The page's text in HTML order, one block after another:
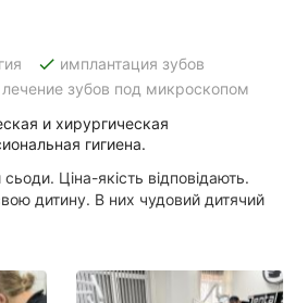
done имплантация зубов
лечение зубов под микроскопом
и хирургическая
гигиена.
Ціна-якість відповідають.
дитину. В них чудовий дитячий